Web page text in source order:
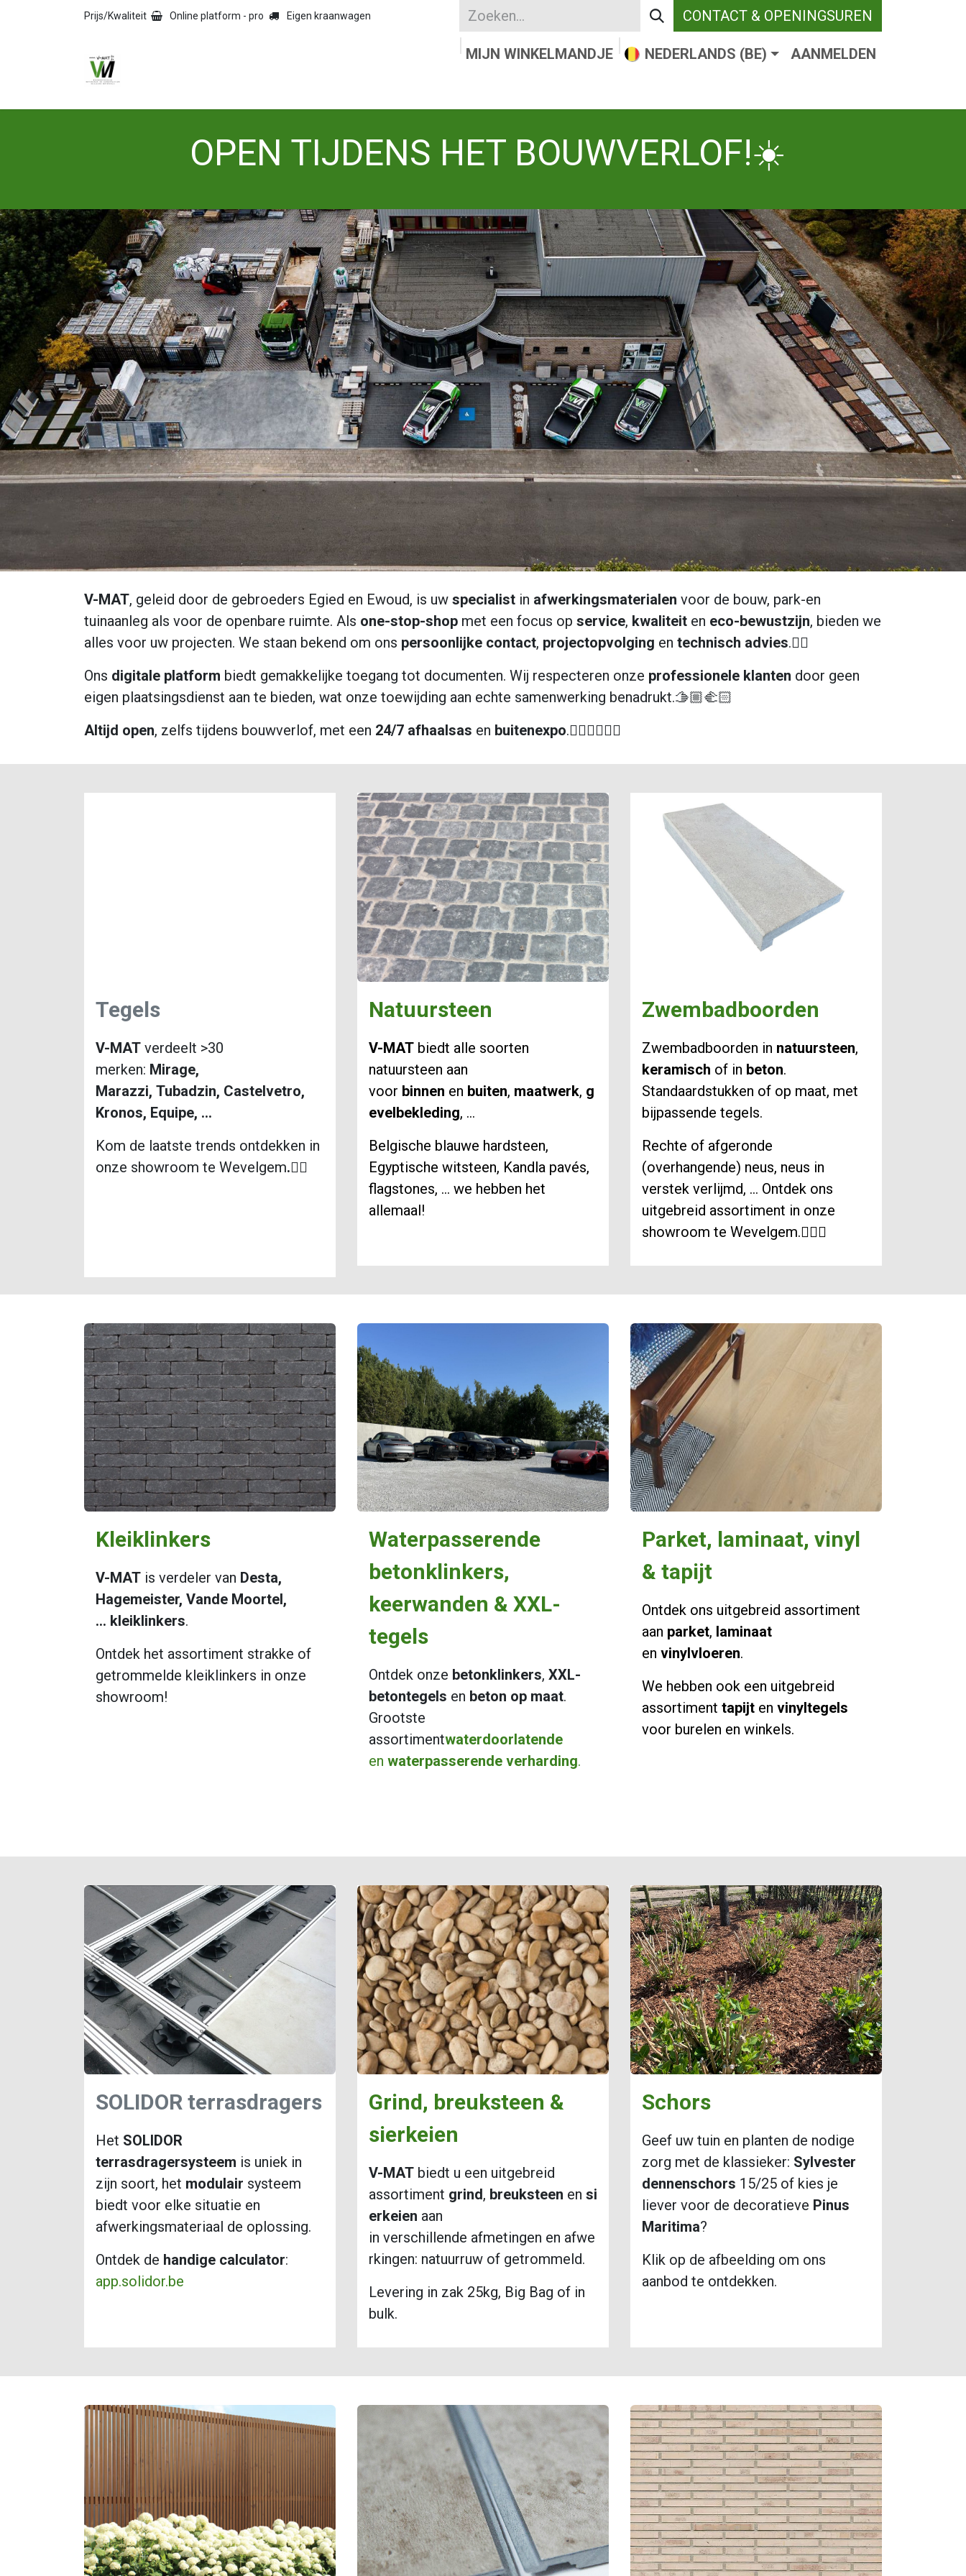
Overslaan naar inhoud
Prijs/Kwaliteit Online platform - pro Eigen kraanwagen CONTACT & OPENINGSUREN
MIJN WINKELMANDJE NEDERLANDS (BE)
AANMELDEN
OPEN TIJDENS HET BOUWVERLOF!☀️
V-MAT, geleid door de gebroeders Egied en Ewoud, is uw specialist in afwerkingsmaterialen voor de bouw, park-en
tuinaanleg als voor de openbare ruimte. Als one-stop-shop met een focus op service, kwaliteit en eco-bewustzijn, bieden we
alles voor uw projecten. We staan bekend om ons persoonlijke contact, projectopvolging en technisch advies.👌🏻
Ons digitale platform biedt gemakkelijke toegang tot documenten. Wij respecteren onze professionele klanten door geen
eigen plaatsingsdienst aan te bieden, wat onze toewijding aan echte samenwerking benadrukt.🫱🏼‍🫲🏻
Altijd open, zelfs tijdens bouwverlof, met een 24/7 afhaalsas en buitenexpo.🙋🏻‍♂️🙋🏼‍♂️
​Tegels​
V-MAT verdeelt >30
merken: Mirage,
Marazzi, Tubadzin, Castelvetro,
Kronos, Equipe, ...
Kom de laatste trends ontdekken in
onze showroom te Wevelgem.👌🏻
Natuursteen​
V-MAT biedt alle soorten
natuursteen aan
voor binnen en buiten, maatwerk, g
evelbekleding, ...
Belgische blauwe hardsteen,
Egyptische witsteen, Kandla pavés,
flagstones, ... we hebben het
allemaal!
Zwembadboorden
Zwembadboorden in natuursteen,
keramisch of in beton.
Standaardstukken of op maat, met
bijpassende tegels.
Rechte of afgeronde
(overhangende) neus, neus in
verstek verlijmd, ... Ontdek ons
uitgebreid assortiment in onze
showroom te Wevelgem.🏊🏻‍♂️
Kleiklinkers​
V-MAT is verdeler van Desta,
Hagemeister, Vande Moortel,
... kleiklinkers.
Ontdek het assortiment strakke of
getrommelde kleiklinkers in onze
showroom!
​Waterpasserende
betonklinkers,
keerwanden & XXL-
tegels
Ontdek onze betonklinkers, XXL-
betontegels en beton op maat.
Grootste
assortimentwaterdoorlatende
en waterpasserende verharding.
​Parket, laminaat, vinyl
& tapijt​
Ontdek ons uitgebreid assortiment
aan parket, laminaat
en vinylvloeren.
We hebben ook een uitgebreid
assortiment tapijt en vinyltegels
voor burelen en winkels.
SOLIDOR terrasdragers​
Het SOLIDOR
terrasdragersysteem is uniek in
zijn soort, het modulair systeem
biedt voor elke situatie en
afwerkingsmateriaal de oplossing.
Ontdek de handige calculator:
app.solidor.be
Grind, breuksteen &
sierkeien​
V-MAT biedt u een uitgebreid
assortiment grind, breuksteen en si
erkeien aan
in verschillende afmetingen en afwe
rkingen: natuurruw of getrommeld.
Levering in zak 25kg, Big Bag of in
bulk.
Schors​
Geef uw tuin en planten de nodige
zorg met de klassieker: Sylvester
dennenschors 15/25 of kies je
liever voor de decoratieve Pinus
Maritima?
Klik op de afbeelding om ons
aanbod te ontdekken.